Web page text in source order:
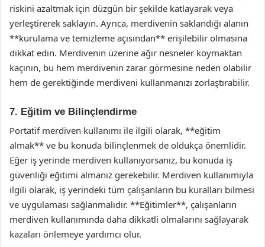
riskini azaltmak için düzgün bir şekilde katlayarak veya
yerleştirerek saklayın. Ayrıca, merdivenin saklandığı alanın
**kurulama ve temizleme açısından** erişilebilir olmasına
dikkat edin. Merdivenin üzerine ağır nesneler koymaktan
kaçının, bu hem merdivenin zarar görmesine neden olabilir
hem de gerektiğinde merdiveni kullanmanızı zorlaştırabilir.
7. Eğitim ve Bilinçlendirme
Portatif merdiven kullanımı ile ilgili olarak, **eğitim
almak** ve bu konuda bilinçlenmek de oldukça önemlidir.
Eğer iş yerinde merdiven kullanıyorsanız, bu konuda iş
güvenliği eğitimi almanız gerekebilir. Merdiven kullanımıyla
ilgili olarak, iş yerindeki tüm çalışanların bu kuralları bilmesi
ve uygulaması sağlanmalıdır. **Eğitimler**, çalışanların
merdiven kullanımında daha dikkatli olmalarını sağlayarak
kazaları önlemeye yardımcı olur.